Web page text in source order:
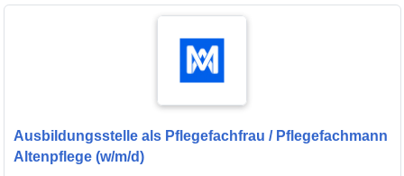
Ausbildungsstelle als Pflegefachfrau / Pflegefachmann
Altenpflege (w/m/d)